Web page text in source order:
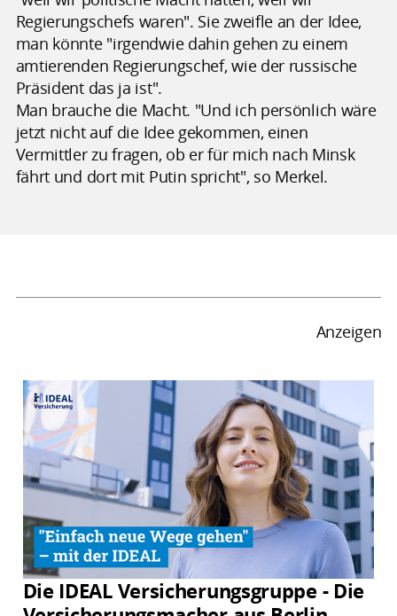
Regierungschefs waren". Sie zweifle an der Idee,
man könnte "irgendwie dahin gehen zu einem
amtierenden Regierungschef, wie der russische
Präsident das ja ist".
Man brauche die Macht. "Und ich persönlich wäre
jetzt nicht auf die Idee gekommen, einen
Vermittler zu fragen, ob er für mich nach Minsk
fährt und dort mit Putin spricht", so Merkel.
Anzeigen
Die IDEAL Versicherungsgruppe - Die